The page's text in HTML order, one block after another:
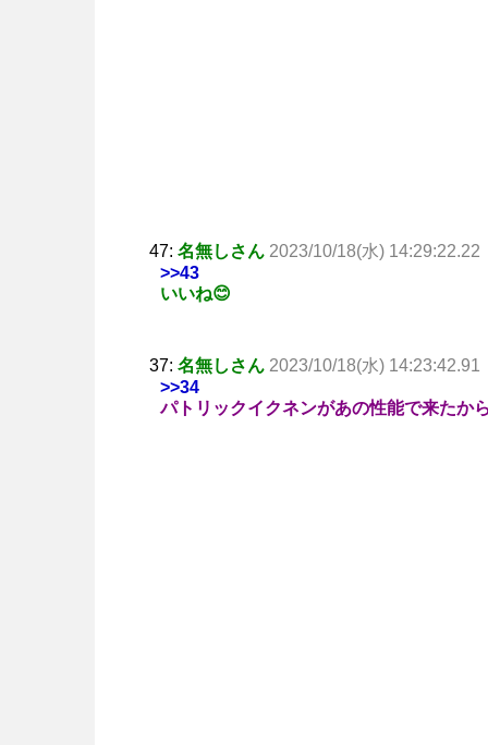
47: 名無しさん 2023/10/18(水) 14:29:22.22
>>43
いいね😊
37: 名無しさん 2023/10/18(水) 14:23:42.91
>>34
パトリックイクネンがあの性能で来たか